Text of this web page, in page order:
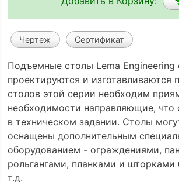
Чертеж Сертификат
Подъемные столы Lema Engineering
проектируются и изготавливаются
столов этой серии необходим
необходимости направляющие, что
в техническом задании. Столы
оснащены дополнительным
оборудованием - ограждениями,
рольгангами, планками и шторками
т.д.